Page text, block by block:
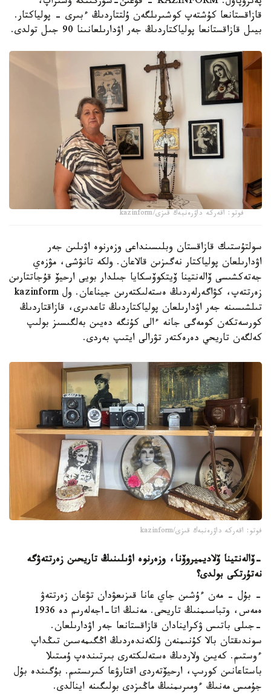
قازاقستانعا كۇشتەپ كوشىرىلگەن ۇلتتاردىڭ ءبىرى - پولياكتار.
بيىل قازاقستانعا پولياكتاردىڭ جەر اۋدارىلعانىنا 90 جىل تولدى.
فوتو: اقەركە داۋرەنبەك قىزى/kazinform
سولتۇستىك قازاقستان وبلىسىنداعى وزەرنوە اۋىلىن جەر
اۋدارىلعان پولياكتار نەگىزىن قالاعان. ولكە تانۋشى، مۋزەي
جەتەكشىسى ۆالەنتينا ۆيتكوۆسكايا جىلدار بويى ارحيۆ قۇجاتتارىن
زەرتتەپ، كۋاگەرلەردىڭ ەستەلىكتەرىن جيناعان. ول kazinform
تىلشىسىنە جەر اۋدارىلعان پولياكتاردىڭ تاعدىرى، قازاقتاردىڭ
كورسەتكەن كومەگى جانە ءالى كۇنگە دەيىن بەلگىسىز بولىپ
كەلگەن تاريحي دەرەكتەر تۋرالى ايتىپ بەردى.
فوتو: اقەركە داۋرەنبەك قىزى/kazinform
-ۆالەنتينا ۆلاديميروۆنا، وزەرنوە اۋىلىنىڭ تاريحىن زەرتتەۋگە
نەتۇرتكى بولدى؟
- بۇل - مەن ءۇشىن جاي عانا قىزىعۋدان تۋعان زەرتتەۋ
ەمەس، وتباسىمنىڭ تاريحى. مەنىڭ اتا-اجەلەرىم دە 1936
-جىلى باتىس ۋكراينادان قازاقستانعا جەر اۋدارىلعان.
سوندىقتان بالا كۇنىمنەن ۇلكەندەردىڭ اڭگىمەسىن تىڭداپ
ءوستىم. كەيىن ولاردىڭ ەستەلىكتەرى بىرتىندەپ ۇمىتىلا
باستاعانىن كورىپ، ارحيۆتەردى اقتارۋعا كىرىستىم. بۇگىندە بۇل
جۇمىس مەنىڭ ءومىرىمنىڭ ماڭىزدى بولىگىنە اينالدى.